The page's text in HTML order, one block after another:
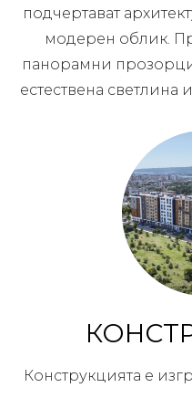
подчертават
модерен облик.
панорамни
естествена светлина
Конструкцията е